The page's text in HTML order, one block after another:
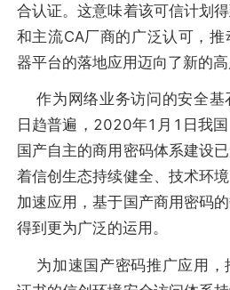
合认证。这意味着该可信计划
和主流CA厂商的广泛认可，
器平台的落地应用迈向了新的高
作为网络业务访问的安全基
日趋普遍，2020年1月1日我国
国产自主的商用密码体系建设
着信创生态持续健全、技术环
加速应用，基于国产商用密码
得到更为广泛的运用。
为加速国产密码推广应用，